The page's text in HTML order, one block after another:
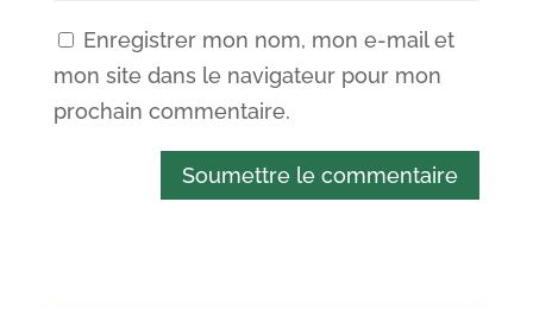
Enregistrer mon nom, mon e-mail et
mon site dans le navigateur pour mon
prochain commentaire.
Soumettre le commentaire